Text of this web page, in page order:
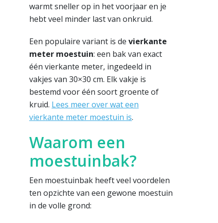
warmt sneller op in het voorjaar en je
hebt veel minder last van onkruid.
Een populaire variant is de vierkante
meter moestuin: een bak van exact
één vierkante meter, ingedeeld in
vakjes van 30×30 cm. Elk vakje is
bestemd voor één soort groente of
kruid. Lees meer over wat een
vierkante meter moestuin is.
Waarom een
moestuinbak?
Een moestuinbak heeft veel voordelen
ten opzichte van een gewone moestuin
in de volle grond: